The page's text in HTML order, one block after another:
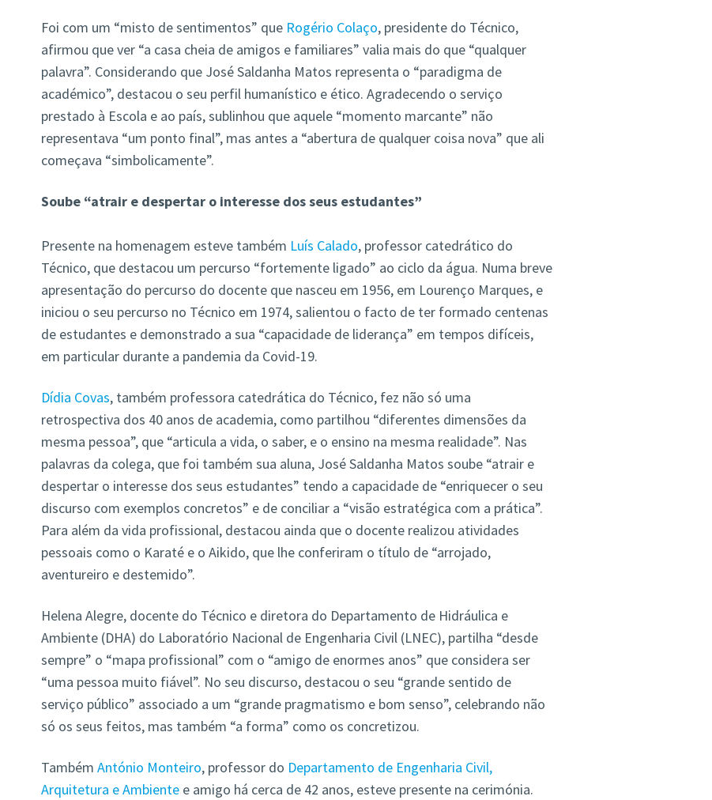
Foi com um “misto de sentimentos” que Rogério Colaço, presidente do Técnico,
afirmou que ver “a casa cheia de amigos e familiares” valia mais do que “qualquer
palavra”. Considerando que José Saldanha Matos representa o “paradigma de
académico”, destacou o seu perfil humanístico e ético. Agradecendo o serviço
prestado à Escola e ao país, sublinhou que aquele “momento marcante” não
representava “um ponto final”, mas antes a “abertura de qualquer coisa nova” que ali
começava “simbolicamente”.
Soube “atrair e despertar o interesse dos seus estudantes”
Presente na homenagem esteve também Luís Calado, professor catedrático do
Técnico, que destacou um percurso “fortemente ligado” ao ciclo da água. Numa breve
apresentação do percurso do docente que nasceu em 1956, em Lourenço Marques, e
iniciou o seu percurso no Técnico em 1974, salientou o facto de ter formado centenas
de estudantes e demonstrado a sua “capacidade de liderança” em tempos difíceis,
em particular durante a pandemia da Covid-19.
Dídia Covas, também professora catedrática do Técnico, fez não só uma
retrospectiva dos 40 anos de academia, como partilhou “diferentes dimensões da
mesma pessoa”, que “articula a vida, o saber, e o ensino na mesma realidade”. Nas
palavras da colega, que foi também sua aluna, José Saldanha Matos soube “atrair e
despertar o interesse dos seus estudantes” tendo a capacidade de “enriquecer o seu
discurso com exemplos concretos” e de conciliar a “visão estratégica com a prática”.
Para além da vida profissional, destacou ainda que o docente realizou atividades
pessoais como o Karaté e o Aikido, que lhe conferiram o título de “arrojado,
aventureiro e destemido”.
Helena Alegre, docente do Técnico e diretora do Departamento de Hidráulica e
Ambiente (DHA) do Laboratório Nacional de Engenharia Civil (LNEC), partilha “desde
sempre” o “mapa profissional” com o “amigo de enormes anos” que considera ser
“uma pessoa muito fiável”. No seu discurso, destacou o seu “grande sentido de
serviço público” associado a um “grande pragmatismo e bom senso”, celebrando não
só os seus feitos, mas também “a forma” como os concretizou.
Também António Monteiro, professor do Departamento de Engenharia Civil,
Arquitetura e Ambientee amigo há cerca de 42 anos, esteve presente na cerimónia.